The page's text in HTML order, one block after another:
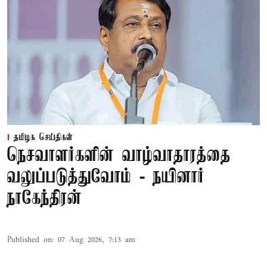
தமிழக செய்திகள்
நெசவாளர்களின் வாழ்வாதாரத்தை
வலுப்படுத்துவோம் - நயினார்
நாகேந்திரன்
Published on: 07 Aug 2026, 7:13 am